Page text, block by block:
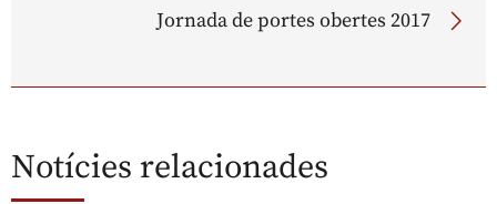
Jornada de portes obertes 2017
Notícies relacionades